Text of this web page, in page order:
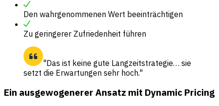
Den wahrgenommenen Wert beeinträchtigen
Zu geringerer Zufriedenheit führen
"Das ist keine gute Langzeitstrategie… sie
setzt die Erwartungen sehr hoch."
Ein ausgewogenerer Ansatz mit Dynamic Pricing